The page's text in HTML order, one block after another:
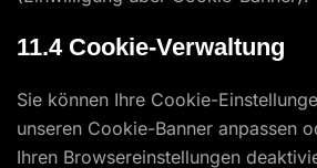
11.4 Cookie-Verwaltung
Sie können Ihre Cookie-
unseren Cookie-Banner anpassen
Ihren Browsereinstellungen